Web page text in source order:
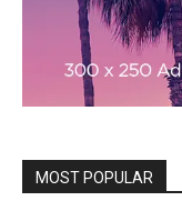
MOST POPULAR